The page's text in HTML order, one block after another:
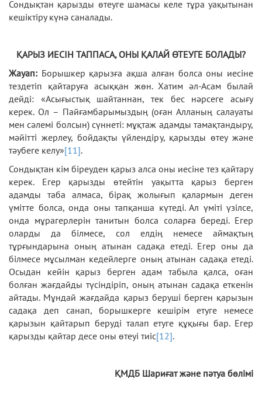
Сондықтан қарызды өтеуге шамасы келе тұра уақытынан
кешіктіру күнә саналады.
ҚАРЫЗ ИЕСІН ТАППАСА, ОНЫ ҚАЛАЙ ӨТЕУГЕ БОЛАДЫ?
Жауап: Борышкер қарызға ақша алған болса оны иесіне
тездетіп қайтаруға асыққан жөн. Хатим әл-Асам былай
дейді: «Асығыстық шайтаннан, тек бес нәрсеге асығу
керек. Ол – Пайғамбарымыздың (оған Алланың салауаты
мен сәлемі болсын) сүннеті: мұқтаж адамды тамақтандыру,
мәйітті жерлеу, бойдақты үйлендіру, қарызды өтеу және
тәубеге келу»[11].
Сондықтан кім біреуден қарыз алса оны иесіне тез қайтару
керек. Егер қарызды өтейтін уақытта қарыз берген
адамды таба алмаса, бірақ жолығып қалармын деген
үмітте болса, онда оны тапқанша күтеді. Ал үміті үзілсе,
онда мұрагерлерін танитын болса соларға береді. Егер
оларды да білмесе, сол елдің немесе аймақтың
тұрғындарына оның атынан садақа етеді. Егер оны да
білмесе мұсылман кедейлерге оның атынан садақа етеді.
Осыдан кейін қарыз берген адам табыла қалса, оған
болған жағдайды түсіндіріп, оның атынан садақа еткенін
айтады. Мұндай жағдайда қарыз беруші берген қарызын
садақа деп санап, борышкерге кешірім етуге немесе
қарызын қайтарып беруді талап етуге құқығы бар. Егер
қарызды қайтар десе оны өтеуі тиіс[12].
ҚМДБ Шариғат және пәтуа бөлімі